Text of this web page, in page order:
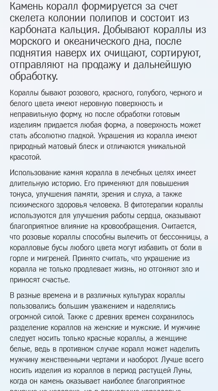
Камень коралл формируется за счет
скелета колонии полипов и состоит из
карбоната кальция. Добывают кораллы из
морского и океанического дна, после
поднятия наверх их очищают, сортируют,
отправляют на продажу и дальнейшую
обработку.
Кораллы бывают розового, красного, голубого, черного и
белого цвета имеют неровную поверхность и
неправильную форму, но после обработки готовым
изделиям придается любая форма, а поверхность может
стать абсолютно гладкой. Украшения из коралла имеют
природный матовый блеск и отличаются уникальной
красотой.
Использование камня коралла в лечебных целях имеет
длительную историю. Его применяют для повышения
тонуса, улучшения памяти, зрения и слуха, а также
психического здоровья человека. В фитотерапии кораллы
используются для улучшения работы сердца, оказывают
благоприятное влияние на кровообращения. Считается,
что розовые кораллы способны вылечить от бессонницы, а
коралловые бусы любого цвета могут избавить от боли в
горле и мигреней. Принято считать, что украшение из
коралла не только продлевает жизнь, но отгоняют зло и
приносят счастье.
В разные времена и в различных культурах кораллы
пользовались большим уважением и наделялись
огромной силой. Также с древних времен сохранилось
разделение кораллов на женские и мужские. И мужчине
следует носить только красные кораллы, а женщине
белые, ведь в противном случае коралл может наделить
мужчину женственными чертами и наоборот. Лучше всего
носить изделия из кораллов в период растущей Луны,
когда он камень оказывает наиболее благоприятное